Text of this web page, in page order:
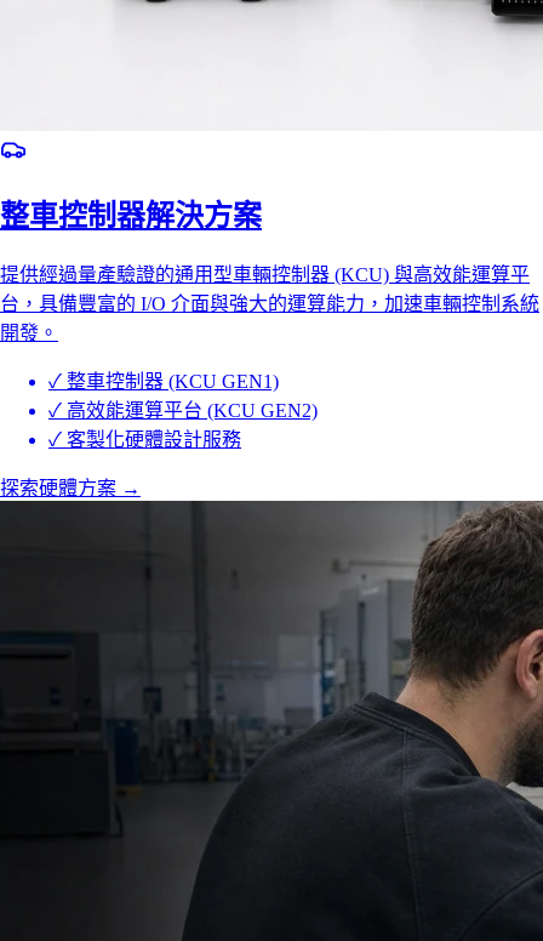
整車控制器解決方案
提供經過量產驗證的通用型車輛控制器 (KCU) 與高效能運算平
台，具備豐富的 I/O 介面與強大的運算能力，加速車輛控制系統
開發。
✓ 整車控制器 (KCU GEN1)
✓ 高效能運算平台 (KCU GEN2)
✓ 客製化硬體設計服務
探索硬體方案 →